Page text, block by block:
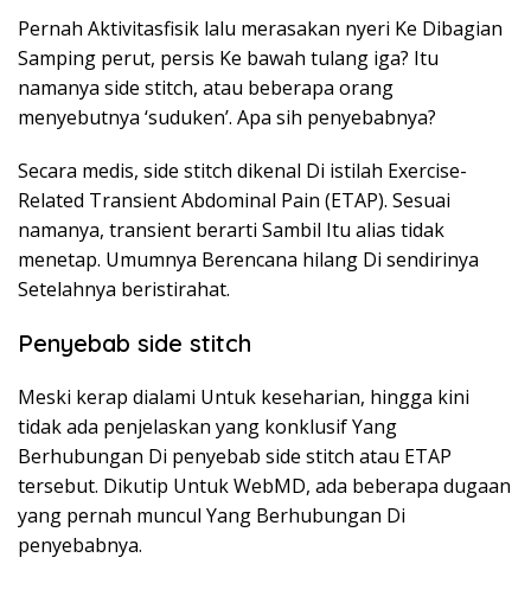
Pernah Aktivitasfisik lalu merasakan nyeri Ke Dibagian
Samping perut, persis Ke bawah tulang iga? Itu
namanya side stitch, atau beberapa orang
menyebutnya ‘suduken’. Apa sih penyebabnya?
Secara medis, side stitch dikenal Di istilah Exercise-
Related Transient Abdominal Pain (ETAP). Sesuai
namanya, transient berarti Sambil Itu alias tidak
menetap. Umumnya Berencana hilang Di sendirinya
Setelahnya beristirahat.
Penyebab side stitch
Meski kerap dialami Untuk keseharian, hingga kini
tidak ada penjelaskan yang konklusif Yang
Berhubungan Di penyebab side stitch atau ETAP
tersebut. Dikutip Untuk WebMD, ada beberapa dugaan
yang pernah muncul Yang Berhubungan Di
penyebabnya.